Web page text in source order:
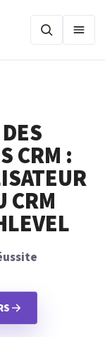
CRM :
CRM